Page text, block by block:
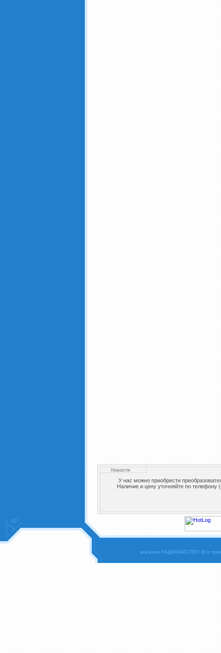
У нас можно приобрести
Наличие и цену уточняйте по телефону
магазин РАДИОМАСТЕР. Все